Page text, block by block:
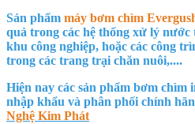
Sản phẩm máy bơm chìm
quả trong các hệ thống xử lý nước
khu công nghiệp, hoặc các công
trong các trang trại chăn nuôi,....
Hiện nay các sản phẩm bơm chìm
nhập khẩu và phân phối chính
Nghệ Kim Phát